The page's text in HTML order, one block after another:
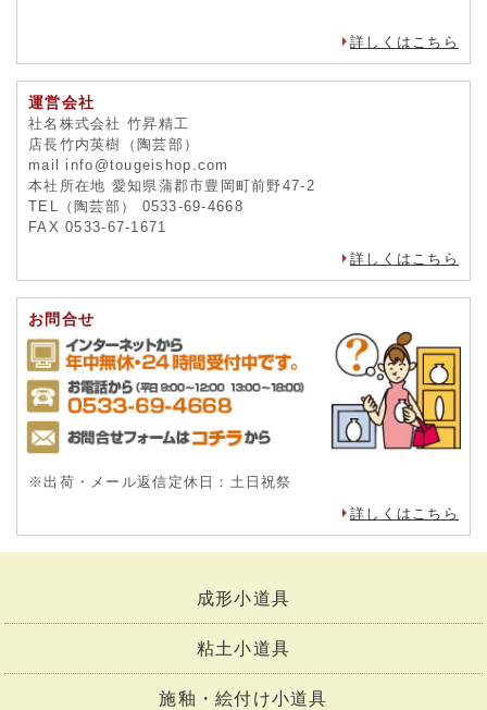
詳しくはこちら
運営会社
社名株式会社 竹昇精工
店長竹内英樹（陶芸部）
mail info@tougeishop.com
本社所在地 愛知県蒲郡市豊岡町前野47-2
TEL（陶芸部） 0533-69-4668
FAX 0533-67-1671
詳しくはこちら
お問合せ
※出荷・メール返信定休日：土日祝祭
詳しくはこちら
成形小道具
粘土小道具
施釉・絵付け小道具